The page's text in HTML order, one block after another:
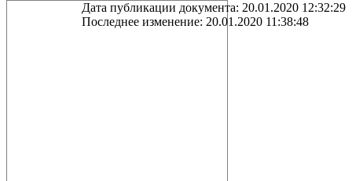
Дата публикации документа: 20.01.2020 12:32:29
Последнее изменение: 20.01.2020 11:38:48